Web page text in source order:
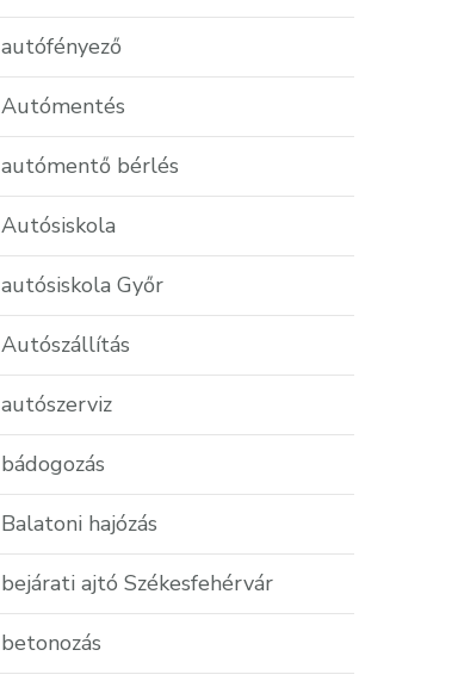
autófényező
Autómentés
autómentő bérlés
Autósiskola
autósiskola Győr
Autószállítás
autószerviz
bádogozás
Balatoni hajózás
bejárati ajtó Székesfehérvár
betonozás